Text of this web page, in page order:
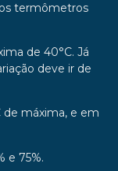
termômetros
de 40°C. Já
deve ir de
de máxima, e em
e 75%.